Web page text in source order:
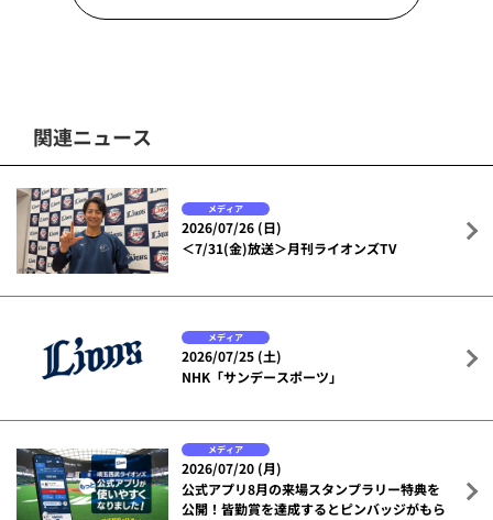
関連ニュース
メディア
2026/07/26 (日)
＜7/31(金)放送＞月刊ライオンズTV
メディア
2026/07/25 (土)
NHK「サンデースポーツ」
メディア
2026/07/20 (月)
公式アプリ8月の来場スタンプラリー特典を
公開！皆勤賞を達成するとピンバッジがもら